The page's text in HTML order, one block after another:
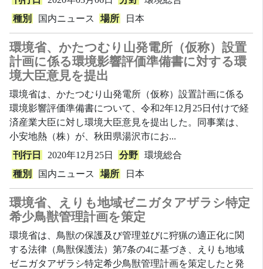
種別
国内ニュース 場所 日本
環境省、かたつむり山発電所（仮称）設置
計画に係る環境影響評価準備書に対する環
境大臣意見を提出
環境省は、かたつむり山発電所（仮称）設置計画に係る
環境影響評価準備書について、令和2年12月25日付けで経
済産業大臣に対し環境大臣意見を提出した。同事業は、
小安地熱（株）が、秋田県湯沢市にお...
刊行日
2020年12月25日 分野
環境総合
種別
国内ニュース 場所 日本
環境省、えりも地域ゼニガタアザラシ特定
希少鳥獣管理計画を策定
環境省は、鳥獣の保護及び管理並びに狩猟の適正化に関
する法律（鳥獣保護法）第7条の4に基づき、えりも地域
ゼニガタアザラシ特定希少鳥獣管理計画を策定したと発